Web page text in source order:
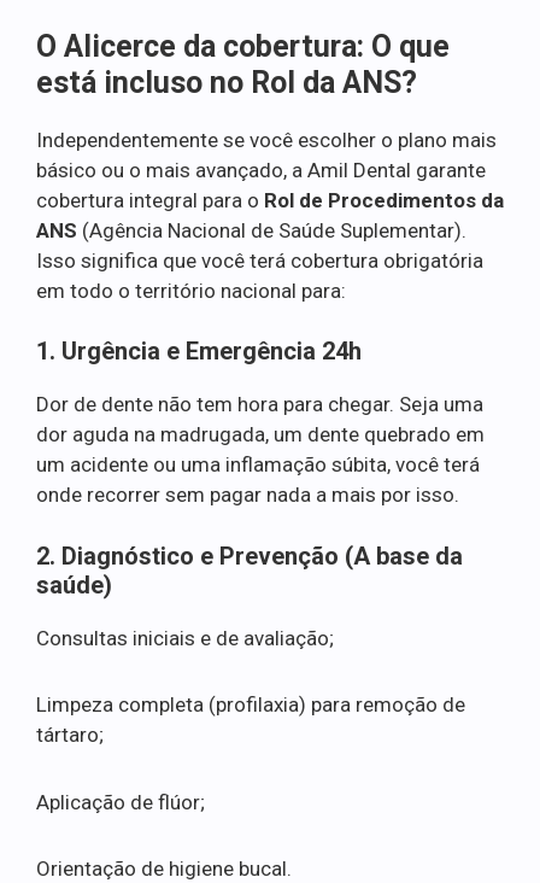
O Alicerce da cobertura: O que
está incluso no Rol da ANS?
Independentemente se você escolher o plano mais
básico ou o mais avançado, a Amil Dental garante
cobertura integral para o Rol de Procedimentos da
ANS (Agência Nacional de Saúde Suplementar).
Isso significa que você terá cobertura obrigatória
em todo o território nacional para:
1. Urgência e Emergência 24h
Dor de dente não tem hora para chegar. Seja uma
dor aguda na madrugada, um dente quebrado em
um acidente ou uma inflamação súbita, você terá
onde recorrer sem pagar nada a mais por isso.
2. Diagnóstico e Prevenção (A base da
saúde)
Consultas iniciais e de avaliação;
Limpeza completa (profilaxia) para remoção de
tártaro;
Aplicação de flúor;
Orientação de higiene bucal.